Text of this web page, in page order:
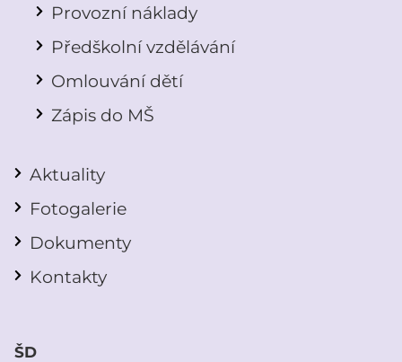
Provozní náklady
Předškolní vzdělávání
Omlouvání dětí
Zápis do MŠ
Aktuality
Fotogalerie
Dokumenty
Kontakty
ŠD